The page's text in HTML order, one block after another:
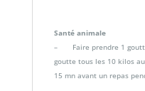
Santé animale
– Faire prendre 1 goutte
goutte tous les 10 kilos
15 mn avant un repas